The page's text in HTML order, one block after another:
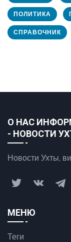
ПОЛИТИКА
СПРАВОЧНИК
О НАС
- НОВОСТИ
Новости Ухты,
МЕНЮ
Теги